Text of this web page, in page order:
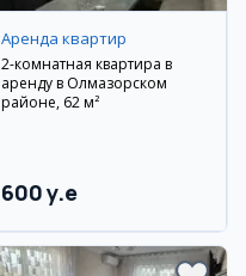
Аренда квартир
2-комнатная квартира в
аренду в Олмазорском
районе, 62 м²
600 y.e